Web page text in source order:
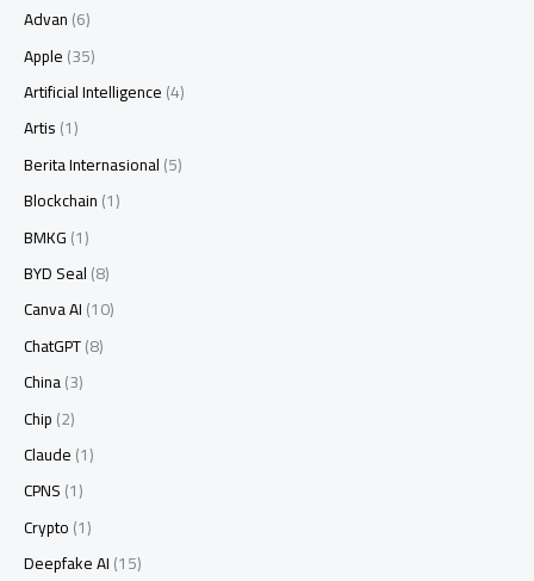
Advan(6)
Apple(35)
Artificial Intelligence(4)
Artis(1)
Berita Internasional(5)
Blockchain(1)
BMKG(1)
BYD Seal(8)
Canva AI(10)
ChatGPT(8)
China(3)
Chip(2)
Claude(1)
CPNS(1)
Crypto(1)
Deepfake AI(15)